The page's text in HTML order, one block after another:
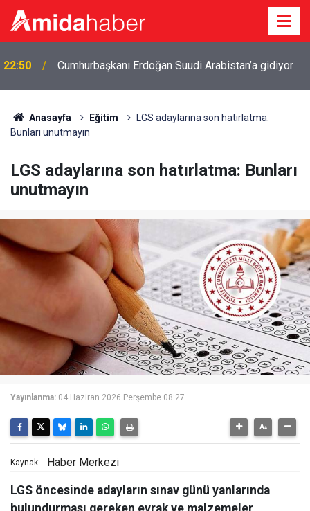
22:50 Cumhurbaşkanı Erdoğan Suudi Arabistan’a gidiyor
Anasayfa Eğitim
LGS adaylarına son hatırlatma:
Bunları unutmayın
LGS adaylarına son hatırlatma: Bunları
unutmayın
Yayınlanma: 04 Haziran 2026 Perşembe 08:27
Kaynak: Haber Merkezi
LGS öncesinde adayların sınav günü yanlarında
bulundurması gereken evrak ve malzemeler